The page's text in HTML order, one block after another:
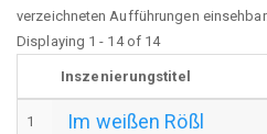
verzeichneten Aufführungen einsehbar.
Displaying 1 - 14 of 14
Inszenierungstitel
1 Im weißen Rößl